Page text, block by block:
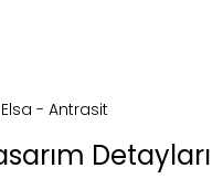
Find in Store
Detayları